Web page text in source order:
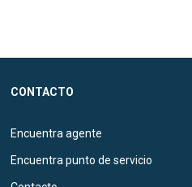
CONTACTO
Encuentra agente
Encuentra punto de servicio